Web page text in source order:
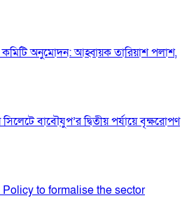
অনুমোদন: আহ্বায়ক তারিয়াশ পলাশ,
বাবৌযুপ’র দ্বিতীয় পর্যায়ে বৃক্ষরোপণ
to formalise the sector